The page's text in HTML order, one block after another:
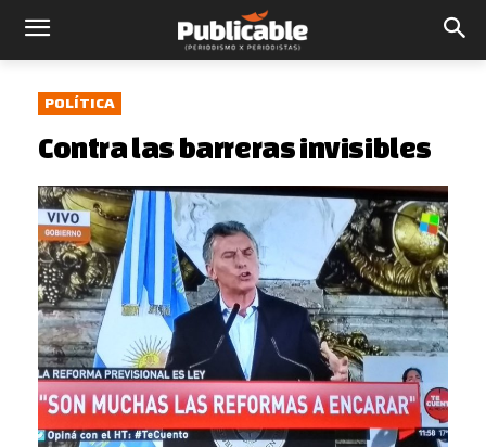
POLÍTICA
Contra las barreras invisibles